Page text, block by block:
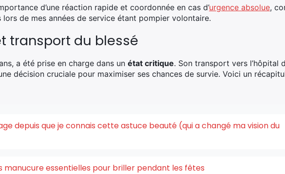
d’une réaction rapide et coordonnée en cas d’urgence absolue,
de mes années de service étant pompier volontaire.
transport du blessé
a été prise en charge dans un état critique. Son transport vers l’hôpital
décision cruciale pour maximiser ses chances de survie. Voici un
depuis que je connais cette astuce beauté (qui a changé ma vision du
manucure essentielles pour briller pendant les fêtes